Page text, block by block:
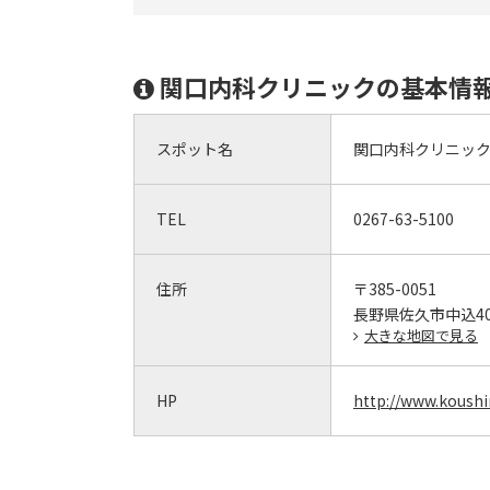
関口内科クリニックの基本情
スポット名 関口内科クリニック
TEL 0267-63-5100
住所
〒385-0051
長野県佐久市中込
大きな地図で見る
HP http://